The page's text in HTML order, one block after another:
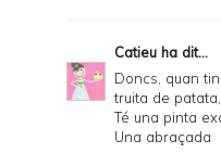
e
Catieu ha dit...
Doncs, quan
truita de
Té una pinta
Una abraçada